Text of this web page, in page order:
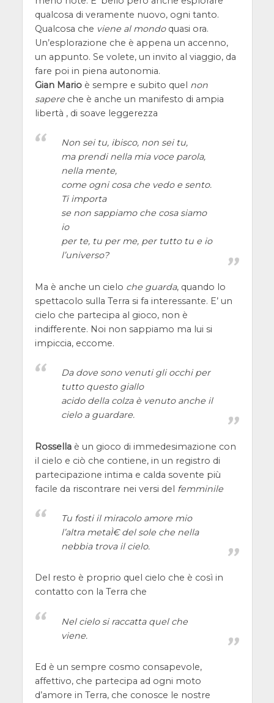
qualcosa di veramente nuovo, ogni tanto.
Qualcosa che viene al mondoquasi ora.
Un’esplorazione che è appena un accenno,
un appunto. Se volete, un invito al viaggio, da
fare poi in piena autonomia.
Gian Marioè sempre e subito quel non
sapereche è anche un manifesto di ampia
libertà , di soave leggerezza
Non sei tu, ibisco, non sei tu,
ma prendi nella mia voce parola,
nella mente,
come ogni cosa che vedo e sento.
Ti importa
se non sappiamo che cosa siamo
io
per te, tu per me, per tutto tu e io
l’universo?
Ma è anche un cielo che guarda, quando lo
spettacolo sulla Terra si fa interessante. E’ un
cielo che partecipa al gioco, non è
indifferente. Noi non sappiamo ma lui si
impiccia, eccome.
Da dove sono venuti gli occhi per
tutto questo giallo
acido della colza è venuto anche il
cielo a guardare.
Rossellaè un gioco di immedesimazione con
il cielo e ciò che contiene, in un registro di
partecipazione intima e calda sovente più
facile da riscontrare nei versi del femminile
Tu fosti il miracolo amore mio
l’altra metaÌ€ del sole che nella
nebbia trova il cielo.
Del resto è proprio quel cielo che è così in
contatto con la Terra che
Nel cielo si raccatta quel che
viene.
Ed è un sempre cosmo consapevole,
affettivo, che partecipa ad ogni moto
d’amore in Terra, che conosce le nostre